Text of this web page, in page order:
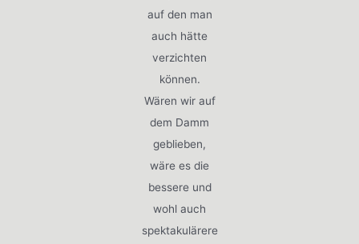
auf den man
auch hätte
verzichten
können.
Wären wir auf
dem Damm
geblieben,
wäre es die
bessere und
wohl auch
spektakulärere